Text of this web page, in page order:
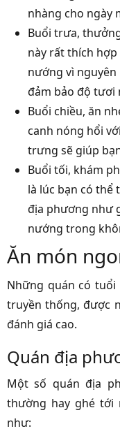
nhàng cho ngày
Buổi trưa,
này rất thích
nướng vì
đảm bảo độ tươi
Buổi chiều, ăn
canh nóng hổi
trưng sẽ giúp
Buổi tối, khám
là lúc bạn có
địa phương như
nướng trong
Ăn món
Những quán có
truyền thống, được
đánh giá cao.
Quán địa
Một số quán địa
thường hay ghé tới
như: